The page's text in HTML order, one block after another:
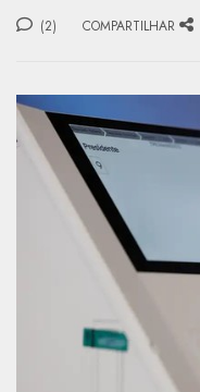
(2) COMPARTILHAR